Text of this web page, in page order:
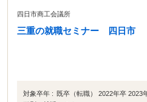
四日市商工会議所
三重の就職セミナー 四日市
対象卒年 : 既卒（転職） 2022年卒 2023